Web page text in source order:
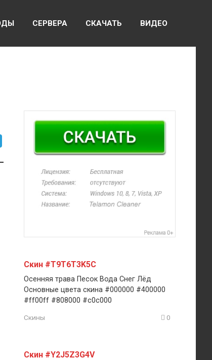
СЕРВЕРА СКАЧАТЬ ВИДЕО
Скин #T9T6T3K5C
Осенняя трава Песок Вода Снег Лёд
Основные цвета скина #000000 #400000
#ff00ff #808000 #c0c000
Скины 0
Скин #Y2J5Z3G4V